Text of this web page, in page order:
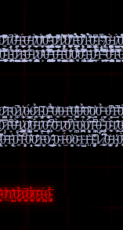
̴̢̧̨̧̘̮̟̻̠̬̖͚̪̈́̒͗̀͘͝͝0̷̨̛̛̫̟̞̣̰͇̺̗̹͒̓̎͌̾̚ͅ1̷̧̧̧̛̥̘͕͔̬̾̀̒͛̊̓̏̄̔̿̈0̸̰̣̝̮̰̜̯͚̹̮͂̒͛̈͗̽̅̀̄̚͠ͅ1̶̧̛̘̠̗͇͚̣̬̱́̉̑̀͒̐́̓̽͛́̕͝͠0̸̨͉̞͕̖̟̝̄̄̆̂͒́̂̈́͂́̚̕̚1̴͚͔̺̣̬̉̒̃͐́̀̚͝͠͝0̴̧̡̙̩̳̟̲̭͍̻͖̦͆̊̂͆̆1̴͈̒́͋͑̒̽͊̈́͑͗͠ͅ
̵̡̨̧̛̙͖͇̤̝̤̻͔̪͕̘͐̆̊0̶͍̱͓͉̙̍̍͐͂͋̈͜͝͝1̵̺̟͍̮̳̻̙̲̟̟̌̈́͗̇͆͗̍́ͅ0̸̥̬̦̹̭̦̣̟̳̘͎̼̑͋͛̋͛͂̌͊0̷͍̘̀̓̈́͛̎̾̒͐̊̈́͂͋͝͝0̴̢̦̪̻̰͒̈́̊̊̔̿͑͐̔͠1̵̡̡̢̳̫͔̝̳̩̑͑̕͜0̴̲̂͋͊̃͗̓̍́͗̇͒̚ͅ1̶̛̬̝̣̌̎́̉͆͋̏̎̃͆̈́̍͘͝
̴̨̹͌̑̒̉0̶̛̼͓͐̍0̶͕̼̈͘1̵͉̠̄͌0̶͚̯̫̤͋̐̍̏̕0̶̯̦̭͉̉̓̈͊͝0̵̧̘̱̬͒̃͜0̸̯͉͛0̵̝̉̒̏
̸͕̙͆0̵̼̀̄̈̌1̷͕͖̆͝0̸̠͎͆1̵̝̪̇̀̀̆0̵̫̪͚͛0̸̨̻͈̈́́̍͠͠1̶̪͙͕̞͆̀͂͘ͅ0̶̫̙̮̭͔̓̚
̴̡̗̖͇͈̐̂0̴̨͙̄1̶̫̈́0̷̬̻̓0̴̞̫̄1̵̺̫̇1̶̤̓̄1̴̡̝̜͖̮̋͗̒̅̎1̷̗̉